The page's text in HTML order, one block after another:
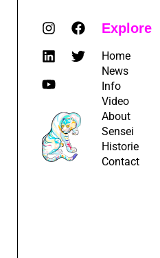
Explore
Home
News
Info
Video
About
Sensei
Historie
Contact